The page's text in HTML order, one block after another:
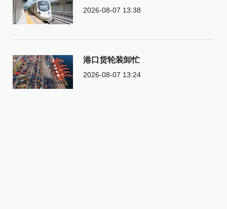
2026-08-07 13:38
港口货轮装卸忙
2026-08-07 13:24